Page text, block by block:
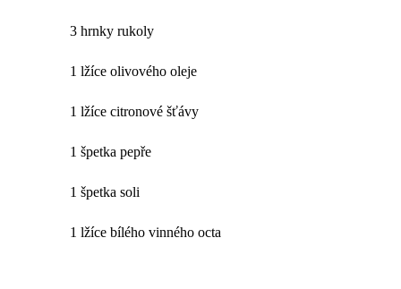
3 hrnky rukoly
1 lžíce olivového oleje
1 lžíce citronové šťávy
1 špetka pepře
1 špetka soli
1 lžíce bílého vinného octa